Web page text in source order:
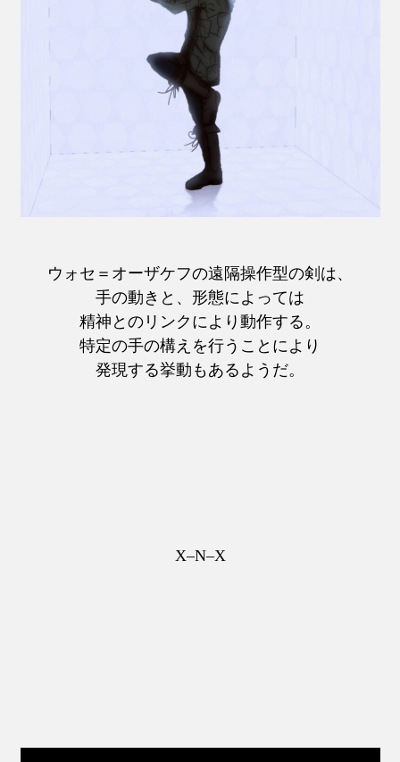
ウォセ＝オーザケフの遠隔操作型の剣は、
手の動きと、形態によっては
精神とのリンクにより動作する。
特定の手の構えを行うことにより
発現する挙動もあるようだ。
X–N–X